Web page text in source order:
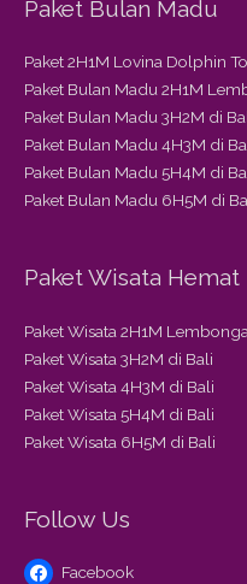
Paket Bulan Madu
Paket 2H1M Lovina Dolphin
Paket Bulan Madu 2H1M
Paket Bulan Madu 3H2M di
Paket Bulan Madu 4H3M di
Paket Bulan Madu 5H4M di
Paket Bulan Madu 6H5M di
Paket Wisata Hemat
Paket Wisata 2H1M
Paket Wisata 3H2M di Bali
Paket Wisata 4H3M di Bali
Paket Wisata 5H4M di Bali
Paket Wisata 6H5M di Bali
Follow Us
Facebook